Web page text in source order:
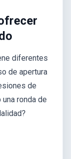
diferentes
de apertura
de
ronda de